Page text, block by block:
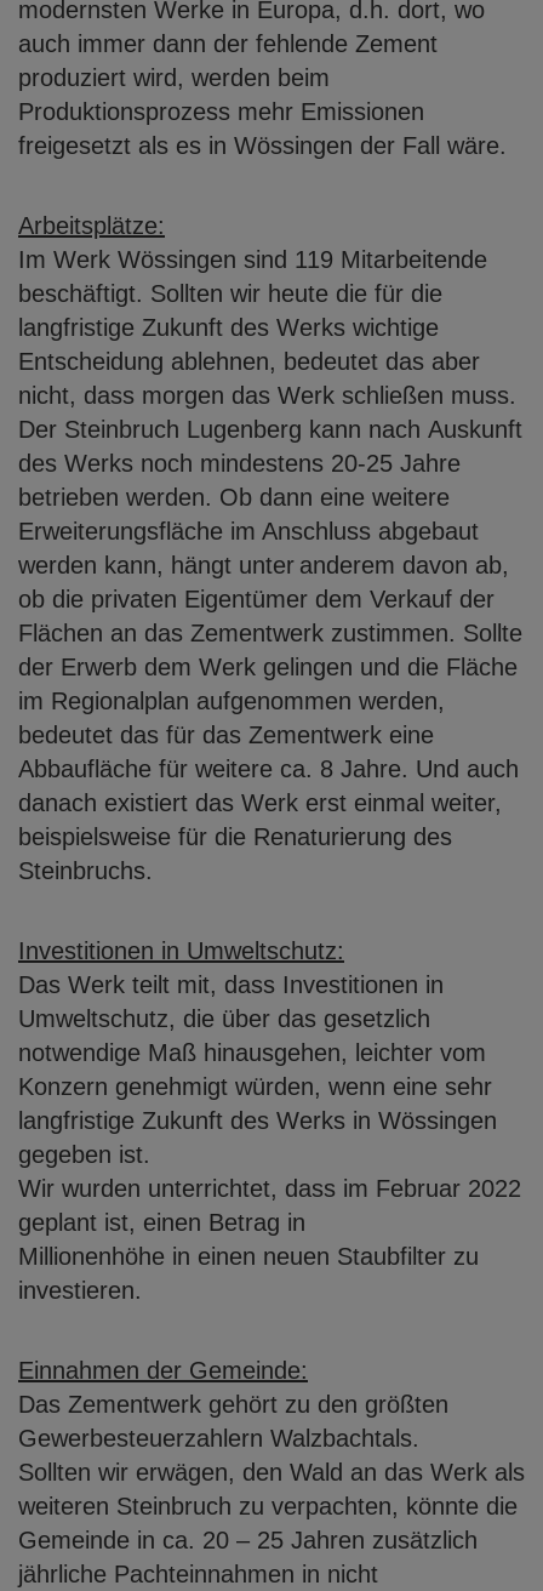
modernsten Werke in Europa, d.h. dort, wo
auch immer dann der fehlende Zement
produziert wird, werden beim
Produktionsprozess mehr Emissionen
freigesetzt als es in Wössingen der Fall wäre.
Arbeitsplätze:
Im Werk Wössingen sind 119 Mitarbeitende
beschäftigt. Sollten wir heute die für die
langfristige Zukunft des Werks wichtige
Entscheidung ablehnen, bedeutet das aber
nicht, dass morgen das Werk schließen muss.
Der Steinbruch Lugenberg kann nach Auskunft
des Werks noch mindestens 20-25 Jahre
betrieben werden. Ob dann eine weitere
Erweiterungsfläche im Anschluss abgebaut
werden kann, hängt unter anderem davon ab,
ob die privaten Eigentümer dem Verkauf der
Flächen an das Zementwerk zustimmen. Sollte
der Erwerb dem Werk gelingen und die Fläche
im Regionalplan aufgenommen werden,
bedeutet das für das Zementwerk eine
Abbaufläche für weitere ca. 8 Jahre. Und auch
danach existiert das Werk erst einmal weiter,
beispielsweise für die Renaturierung des
Steinbruchs.
Investitionen in Umweltschutz:
Das Werk teilt mit, dass Investitionen in
Umweltschutz, die über das gesetzlich
notwendige Maß hinausgehen, leichter vom
Konzern genehmigt würden, wenn eine sehr
langfristige Zukunft des Werks in Wössingen
gegeben ist.
Wir wurden unterrichtet, dass im Februar 2022
geplant ist, einen Betrag in
Millionenhöhe in einen neuen Staubfilter zu
investieren.
Einnahmen der Gemeinde:
Das Zementwerk gehört zu den größten
Gewerbesteuerzahlern Walzbachtals.
Sollten wir erwägen, den Wald an das Werk als
weiteren Steinbruch zu verpachten, könnte die
Gemeinde in ca. 20 – 25 Jahren zusätzlich
jährliche Pachteinnahmen in nicht